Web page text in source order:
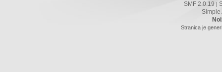
SMF 2.0.19
Simple
Stranica je